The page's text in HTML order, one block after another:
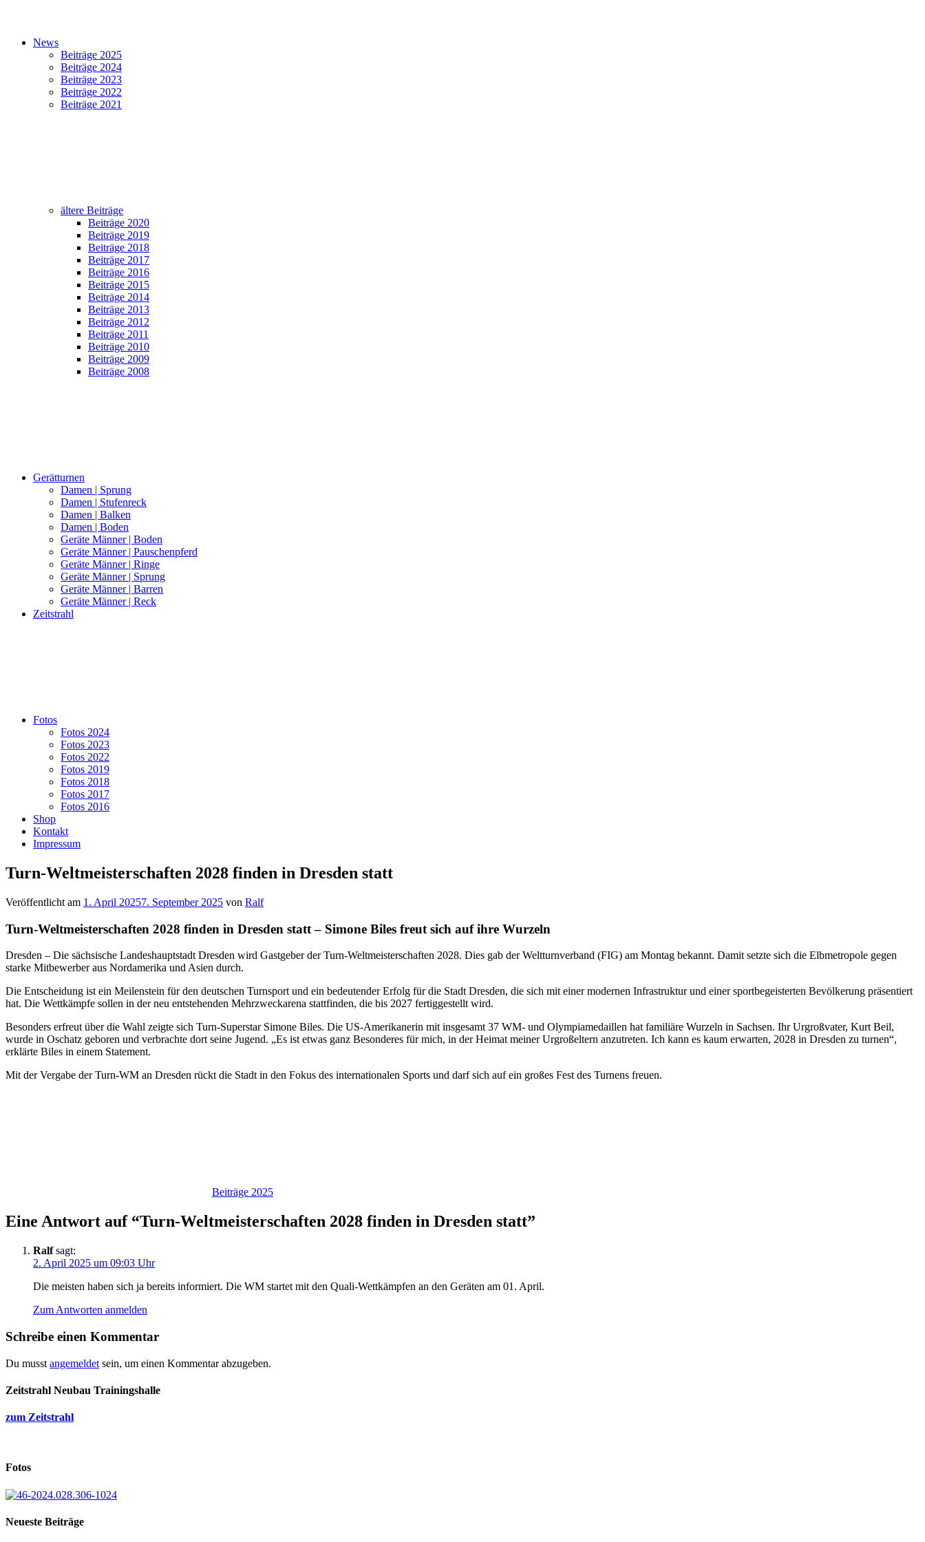
News
Beiträge 2025
Beiträge 2024
Beiträge 2023
Beiträge 2022
Beiträge 2021
ältere Beiträge
Beiträge 2020
Beiträge 2019
Beiträge 2018
Beiträge 2017
Beiträge 2016
Beiträge 2015
Beiträge 2014
Beiträge 2013
Beiträge 2012
Beiträge 2011
Beiträge 2010
Beiträge 2009
Beiträge 2008
Gerätturnen
Damen | Sprung
Damen | Stufenreck
Damen | Balken
Damen | Boden
Geräte Männer | Boden
Geräte Männer | Pauschenpferd
Geräte Männer | Ringe
Geräte Männer | Sprung
Geräte Männer | Barren
Geräte Männer | Reck
Zeitstrahl
Fotos
Fotos 2024
Fotos 2023
Fotos 2022
Fotos 2019
Fotos 2018
Fotos 2017
Fotos 2016
Shop
Kontakt
Impressum
Turn-Weltmeisterschaften 2028 finden in Dresden statt
Veröffentlicht am 1. April 20257. September 2025 von Ralf
Turn-Weltmeisterschaften 2028 finden in Dresden statt – Simone Biles freut sich auf ihre Wurzeln
Dresden – Die sächsische Landeshauptstadt Dresden wird Gastgeber der Turn-Weltmeisterschaften 2028. Dies gab der Weltturnverband (FIG) am Montag bekannt. Damit setzte sich die Elbmetropole gegen
starke Mitbewerber aus Nordamerika und Asien durch.
Die Entscheidung ist ein Meilenstein für den deutschen Turnsport und ein bedeutender Erfolg für die Stadt Dresden, die sich mit einer modernen Infrastruktur und einer sportbegeisterten Bevölkerung präsentiert
hat. Die Wettkämpfe sollen in der neu entstehenden Mehrzweckarena stattfinden, die bis 2027 fertiggestellt wird.
Besonders erfreut über die Wahl zeigte sich Turn-Superstar Simone Biles. Die US-Amerikanerin mit insgesamt 37 WM- und Olympiamedaillen hat familiäre Wurzeln in Sachsen. Ihr Urgroßvater, Kurt Beil,
wurde in Oschatz geboren und verbrachte dort seine Jugend. „Es ist etwas ganz Besonderes für mich, in der Heimat meiner Urgroßeltern anzutreten. Ich kann es kaum erwarten, 2028 in Dresden zu turnen“,
erklärte Biles in einem Statement.
Mit der Vergabe der Turn-WM an Dresden rückt die Stadt in den Fokus des internationalen Sports und darf sich auf ein großes Fest des Turnens freuen.
Beiträge 2025
Eine Antwort auf “Turn-Weltmeisterschaften 2028 finden in Dresden statt”
Ralf sagt:
2. April 2025 um 09:03 Uhr
Die meisten haben sich ja bereits informiert. Die WM startet mit den Quali-Wettkämpfen an den Geräten am 01. April.
Zum Antworten anmelden
Schreibe einen Kommentar
Du musst angemeldet sein, um einen Kommentar abzugeben.
Zeitstrahl Neubau Trainingshalle
zum Zeitstrahl
Fotos
Neueste Beiträge